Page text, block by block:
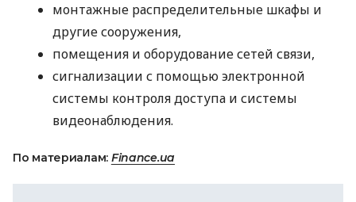
монтажные распределительные шкафы и
другие сооружения,
помещения и оборудование сетей связи,
сигнализации с помощью электронной
системы контроля доступа и системы
видеонаблюдения.
По материалам: Finance.ua